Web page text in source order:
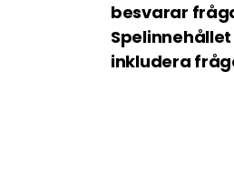
besvarar
inkludera